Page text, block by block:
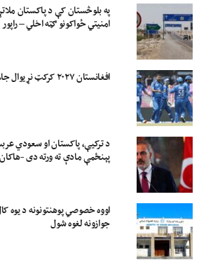
په بلوڅستان کې د پاکستان
امنیتي ځواکونو ګټه اخلي – راپور
افغانستان ۲۰۲۷ کرکټ نړیوال جام ته لار وموندله
د ترکیې، پاکستان او سعودي
پېنځمې مادې ته ورته دی -
اووه خصوصي پوهنتونونه د یوه
جوازونه لغوه شول